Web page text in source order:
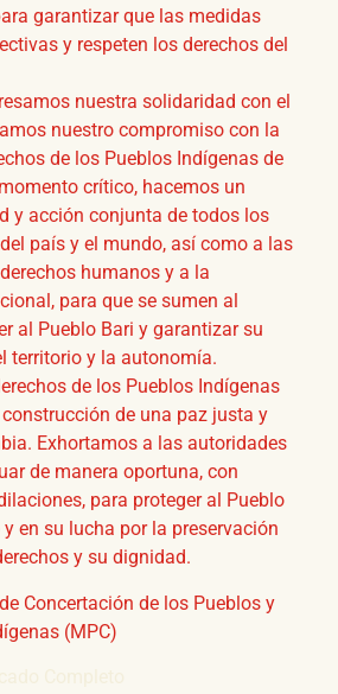
garantizar que las medidas
y respeten los derechos del
nuestra solidaridad con el
nuestro compromiso con la
de los Pueblos Indígenas de
crítico, hacemos un
y acción conjunta de todos los
país y el mundo, así como a las
humanos y a la
para que se sumen al
al Pueblo Bari y garantizar su
territorio y la autonomía.
de los Pueblos Indígenas
de una paz justa y
Exhortamos a las autoridades
de manera oportuna, con
para proteger al Pueblo
en su lucha por la preservación
y su dignidad.
Concertación de los Pueblos y
(MPC)